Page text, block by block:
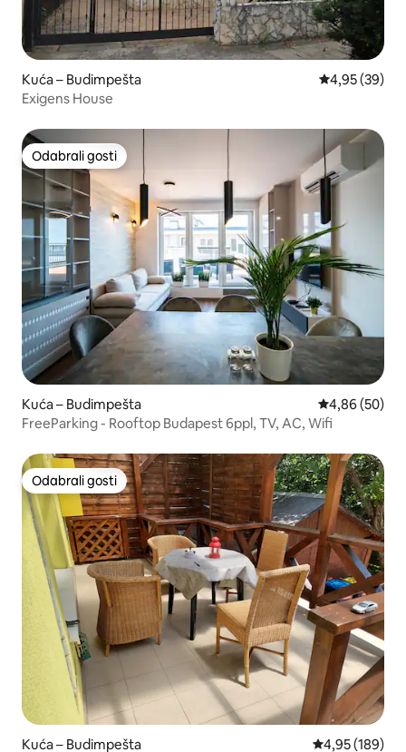
Kuća – Budimpešta Prosječna
4,95 (39)
Exigens House
Odabrali gosti
Odabrali gosti
Kuća – Budimpešta Prosječna
4,86 (50)
FreeParking - Rooftop Budapest 6ppl, TV, AC, Wifi
Odabrali gosti
Odabrali gosti
Kuća – Budimpešta Prosječna
4,95 (189)